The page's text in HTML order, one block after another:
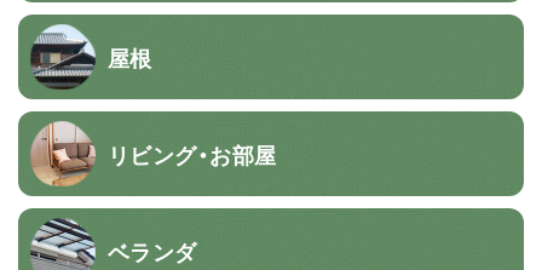
屋根
リビング・お部屋
ベランダ